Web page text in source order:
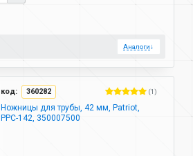
Аналоги↓
код: 360282 (1)
Ножницы для трубы, 42 мм, Patriot,
PPC-142, 350007500